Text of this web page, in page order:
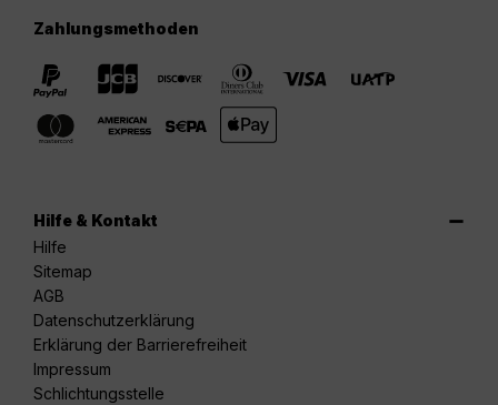
Zahlungsmethoden
Hilfe & Kontakt
Hilfe
Sitemap
AGB
Datenschutzerklärung
Erklärung der Barrierefreiheit
Impressum
Schlichtungsstelle